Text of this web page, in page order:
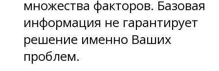
множества факторов. Базовая
информация не гарантирует
решение именно Ваших
проблем.